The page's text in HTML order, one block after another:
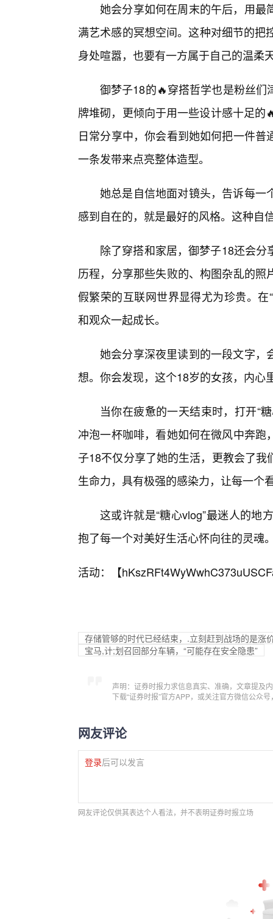
她会分享如何在周末的午后，用最
满艺术感的冥想空间。这种对细节的
身处喧嚣，也要有一方属于自己的温柔
御梦子18的🔥穿搭哲学也是粉丝
牌堆砌，更倾向于用一些设计感十足
日常分享中，你会看到她如何把一件
一条发带来点亮整体造型。
她总是自信地面对镜头，告诉每一
感到自在的，就是最好的风格。这种自
除了穿搭和家居，御梦子18还会
历程，分享那些失败的、构图杂乱的
假繁荣的互联网世界显得尤为珍贵。
和观众一起成长。
她会分享深夜里读到的一段文字，
想。你会发现，这个18岁的女孩，内心
当你在疲惫的一天结束时，打开“
冲泡一杯咖啡，看她如何在微风中奔
子18不仅分享了她的生活，更教会了
生命力，具有极强的感染力，让每一个
这或许就是“糖心vlog”最迷人的地
抱了每一个对美好生活心怀向往的灵魂
活动：【
存储管够的时代已经结束，.立刻赶到战场的是涨
宝马,计;划召回部分车辆，“可能存在安全隐患”
声明：证券时报力求信息真实、准确，文章提及
下载“证券时报”官方APP，或关注官方微信公众
网友评论
登录后可以发言
网友评论仅供其表达个人看法，并不表明证券时报立场